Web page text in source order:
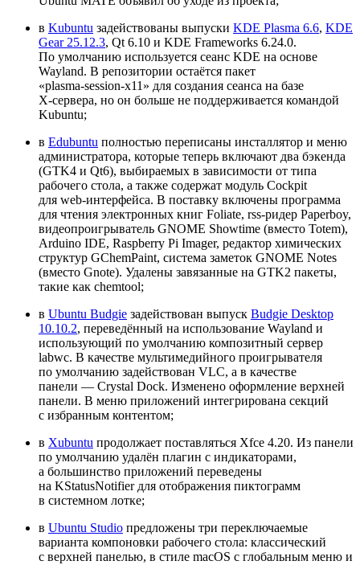
в Kubuntu задействованы выпуски KDE Plasma 6.6, KDE
Gear 25.12.3, Qt 6.10 и KDE Frameworks 6.24.0.
По умолчанию используется сеанс KDE на основе
Wayland. В репозитории остаётся пакет
«plasma‑session‑x11» для создания сеанса на базе
X‑сервера, но он больше не поддерживается командой
Kubuntu;
в Edubuntu полностью переписаны инсталлятор и меню
администратора, которые теперь включают два бэкенда
(GTK4 и Qt6), выбираемых в зависимости от типа
рабочего стола, а также содержат модуль Cockpit
для web‑интерфейса. В поставку включены программа
для чтения электронных книг Foliate, rss‑ридер Paperboy,
видеопроигрыватель GNOME Showtime (вместо Totem),
Arduino IDE, Raspberry Pi Imager, редактор химических
структур GChemPaint, система заметок GNOME Notes
(вместо Gnote). Удалены завязанные на GTK2 пакеты,
такие как chemtool;
в Ubuntu Budgie задействован выпуск Budgie Desktop
10.10.2, переведённый на использование Wayland и
использующий по умолчанию композитный сервер
labwc. В качестве мультимедийного проигрывателя
по умолчанию задействован VLC, а в качестве
панели — Crystal Dock. Изменено оформление верхней
панели. В меню приложений интегрирована секций
с избранным контентом;
в Xubuntu продолжает поставляться Xfce 4.20. Из панели
по умолчанию удалён плагин с индикаторами,
а большинство приложений переведены
на KStatusNotifier для отображения пиктограмм
в системном лотке;
в Ubuntu Studio предложены три переключаемые
варианта компоновки рабочего стола: классический
с верхней панелью, в стиле macOS с глобальным меню и